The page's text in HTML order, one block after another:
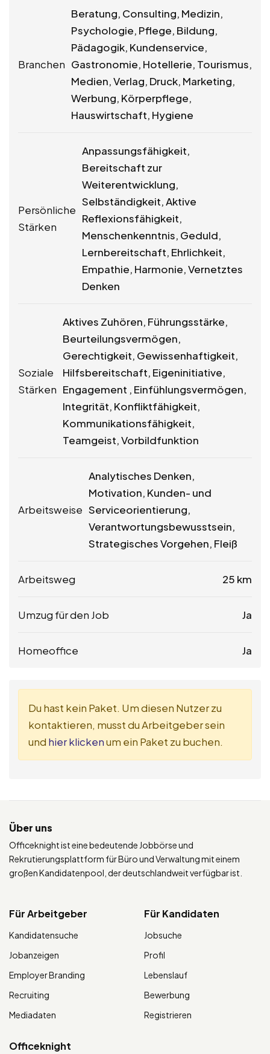
Branchen
Beratung, Consulting, Medizin,
Psychologie, Pflege, Bildung,
Pädagogik, Kundenservice,
Gastronomie, Hotellerie, Tourismus,
Medien, Verlag, Druck, Marketing,
Werbung, Körperpflege,
Hauswirtschaft, Hygiene
Persönliche
Stärken
Anpassungsfähigkeit,
Bereitschaft zur
Weiterentwicklung,
Selbständigkeit, Aktive
Reflexionsfähigkeit,
Menschenkenntnis, Geduld,
Lernbereitschaft, Ehrlichkeit,
Empathie, Harmonie, Vernetztes
Denken
Soziale
Stärken
Aktives Zuhören, Führungsstärke,
Beurteilungsvermögen,
Gerechtigkeit, Gewissenhaftigkeit,
Hilfsbereitschaft, Eigeninitiative,
Engagement , Einfühlungsvermögen,
Integrität, Konfliktfähigkeit,
Kommunikationsfähigkeit,
Teamgeist, Vorbildfunktion
Arbeitsweise
Analytisches Denken,
Motivation, Kunden- und
Serviceorientierung,
Verantwortungsbewusstsein,
Strategisches Vorgehen, Fleiß
Arbeitsweg 25 km
Umzug für den Job Ja
Homeoffice Ja
Du hast kein Paket. Um diesen Nutzer zu
kontaktieren, musst du Arbeitgeber sein
und hier klickenum ein Paket zu buchen.
Über uns
Officeknight ist eine bedeutende Jobbörse und
Rekrutierungsplattform für Büro und Verwaltung mit einem
großen Kandidatenpool, der deutschlandweit verfügbar ist.
Für Arbeitgeber
Kandidatensuche
Jobanzeigen
Employer Branding
Recruiting
Mediadaten
Für Kandidaten
Jobsuche
Profil
Lebenslauf
Bewerbung
Registrieren
Officeknight